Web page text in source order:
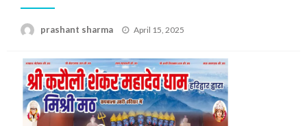
prashant sharma
Posted
April 15, 2025